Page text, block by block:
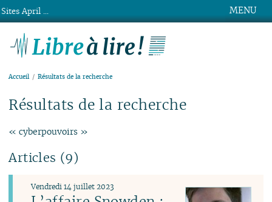
MENU
Accueil Résultats de la recherche
Résultats de la recherche
« cyberpouvoirs »
Articles (9)
Vendredi 14 juillet 2023
Sites April ...